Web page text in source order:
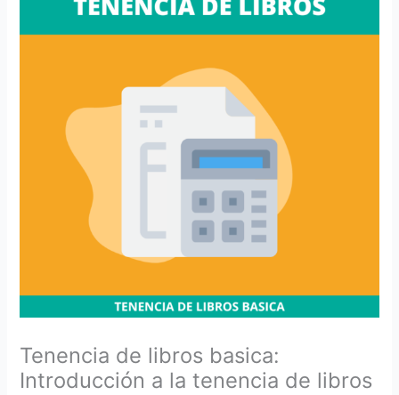
Tenencia de libros basica:
Introducción a la tenencia de libros
basica:
tenencia